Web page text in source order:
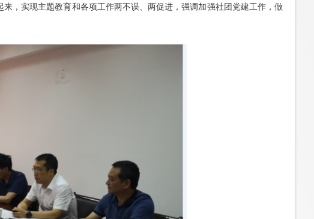
，实现主题教育和各项工作两不误、两促进，强调加强社团党建工作，做